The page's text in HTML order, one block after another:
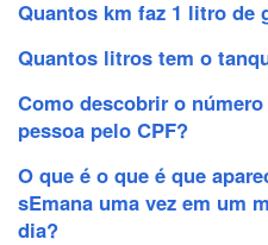
Quantos km faz 1 litro de
Quantos litros tem o
Como descobrir o
pessoa pelo CPF?
O que é o que é que
sEmana uma vez em um
dia?